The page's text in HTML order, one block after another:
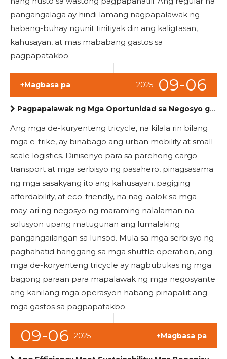
pangangalaga ay hindi lamang nagpapalawak ng
habang-buhay ngunit tinitiyak din ang kaligtasan,
kahusayan, at mas mababang gastos sa
pagpapatakbo.
09-06
2025
+Magbasa pa
Pagpapalawak ng Mga Oportunidad sa Negosyo gamit ang Mga Electric Tricycle para sa Cargo At Pasahero
Ang mga de-kuryenteng tricycle, na kilala rin bilang
mga e-trike, ay binabago ang urban mobility at small-
scale logistics. Dinisenyo para sa parehong cargo
transport at mga serbisyo ng pasahero, pinagsasama
ng mga sasakyang ito ang kahusayan, pagiging
affordability, at eco-friendly, na nag-aalok sa mga
may-ari ng negosyo ng maraming nalalaman na
solusyon upang matugunan ang lumalaking
pangangailangan sa lunsod. Mula sa mga serbisyo ng
paghahatid hanggang sa mga shuttle operation, ang
mga de-koryenteng tricycle ay nagbubukas ng mga
bagong paraan para mapalawak ng mga negosyante
ang kanilang mga operasyon habang pinapaliit ang
mga gastos sa pagpapatakbo.
09-06 2025 +Magbasa pa